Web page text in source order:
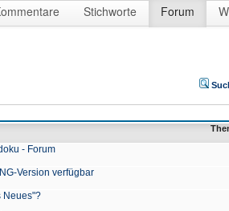
Stichworte Forum
- Forum
Version verfügbar
Neues"?